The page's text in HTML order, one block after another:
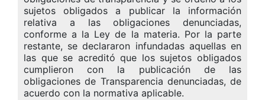
sujetos obligados a publicar la información
relativa a las obligaciones denunciadas,
conforme a la Ley de la materia. Por la parte
restante, se declararon infundadas aquellas en
las que se acreditó que los sujetos obligados
cumplieron con la publicación de las
obligaciones de Transparencia denunciadas, de
acuerdo con la normativa aplicable.